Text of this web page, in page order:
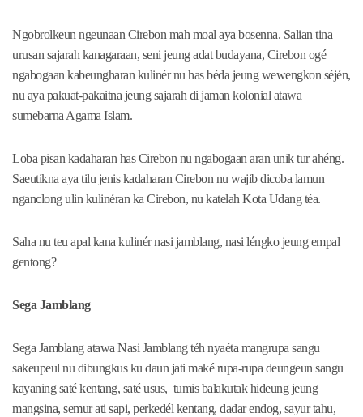
Ngobrolkeun ngeunaan Cirebon mah moal aya bosenna. Salian tina
urusan sajarah kanagaraan, seni jeung adat budayana, Cirebon ogé
ngabogaan kabeungharan kulinér nu has béda jeung wewengkon séjén,
nu aya pakuat-pakaitna jeung sajarah di jaman kolonial atawa
sumebarna Agama Islam.
Loba pisan kadaharan has Cirebon nu ngabogaan aran unik tur ahéng.
Saeutikna aya tilu jenis kadaharan Cirebon nu wajib dicoba lamun
nganclong ulin kulinéran ka Cirebon, nu katelah Kota Udang téa.
Saha nu teu apal kana kulinér nasi jamblang, nasi léngko jeung empal
gentong?
Sega Jamblang
Sega Jamblang atawa Nasi Jamblang téh nyaéta mangrupa sangu
sakeupeul nu dibungkus ku daun jati maké rupa-rupa deungeun sangu
kayaning saté kentang, saté usus, tumis balakutak hideung jeung
mangsina, semur ati sapi, perkedél kentang, dadar endog, sayur tahu,